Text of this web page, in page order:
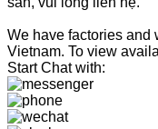
We have factories and
Vietnam. To view
Start Chat with: